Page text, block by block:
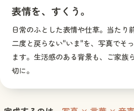
表情を、すくう。
日常のふとした表情や仕草。当たり
二度と戻らない"いま"を、写真でそ
ます。生活感のある背景も、ご家族
切に。